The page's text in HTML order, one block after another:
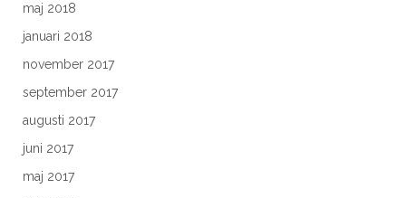
maj 2018
januari 2018
november 2017
september 2017
augusti 2017
juni 2017
maj 2017